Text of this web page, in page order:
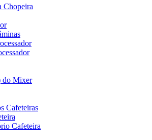
Chopeira
do Mixer
Cafeteiras
Cafeteira